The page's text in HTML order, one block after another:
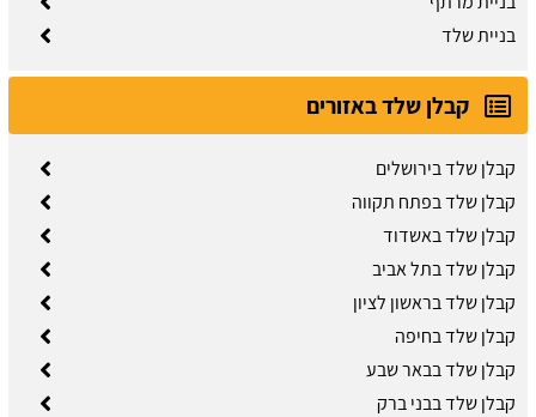
בניית שלד
קבלן שלד באזורים
קבלן שלד בירושלים
קבלן שלד בפתח תקווה
קבלן שלד באשדוד
קבלן שלד בתל אביב
קבלן שלד בראשון לציון
קבלן שלד בחיפה
קבלן שלד בבאר שבע
קבלן שלד בבני ברק